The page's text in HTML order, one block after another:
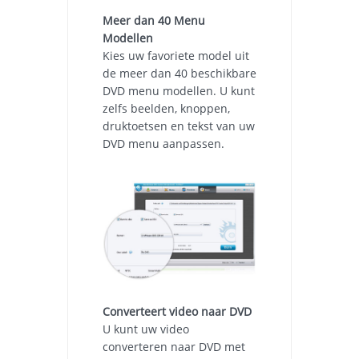
Meer dan 40 Menu
Modellen
Kies uw favoriete model uit
de meer dan 40 beschikbare
DVD menu modellen. U kunt
zelfs beelden, knoppen,
druktoetsen en tekst van uw
DVD menu aanpassen.
Converteert video naar DVD
U kunt uw video
converteren naar DVD met